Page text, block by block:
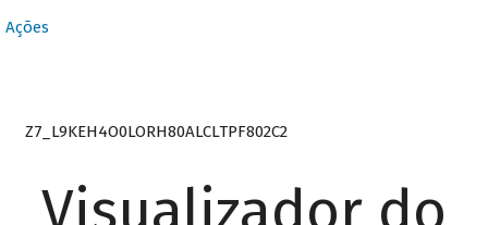
Ações
Z7_L9KEH4O0LORH80ALCLTPF802C2
Visualizador do